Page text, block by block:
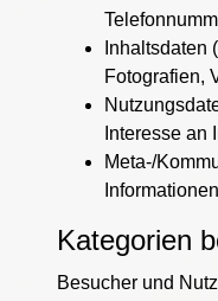
Inhaltsdaten
Fotografien,
Interesse an
Meta-/
Kategorien
Besucher und